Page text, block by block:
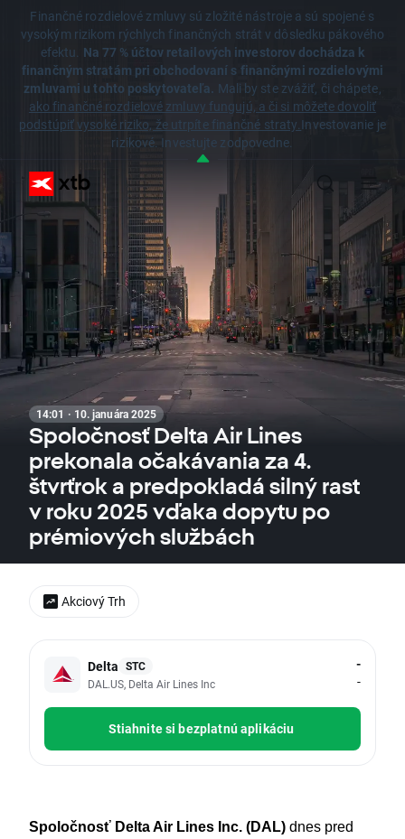
Finančné rozdielové zmluvy sú zložité nástroje a sú spojené s
vysokým rizikom rýchlych finančných strát v dôsledku pákového
efektu. Na 77 % účtov retailových investorov dochádza k
finančným stratám pri obchodovaní s finančnými rozdielovými
zmluvami u tohto poskytovateľa. Mali by ste zvážiť, či chápete,
ako finančné rozdielové zmluvy fungujú, a či si môžete dovoliť
podstúpiť vysoké riziko, že utrpíte finančné straty.Investovanie je
rizikové. Investujte zodpovedne.
14:01 · 10. januára 2025
Spoločnosť Delta Air Lines
prekonala očakávania za 4.
štvrťrok a predpokladá silný rast
v roku 2025 vďaka dopytu po
prémiových službách
Delta STC
DAL.US, Delta Air Lines Inc
-
-
Stiahnite si bezplatnú aplikáciu
Spoločnosť Delta Air Lines Inc. (DAL) dnes pred
Akciový Trh